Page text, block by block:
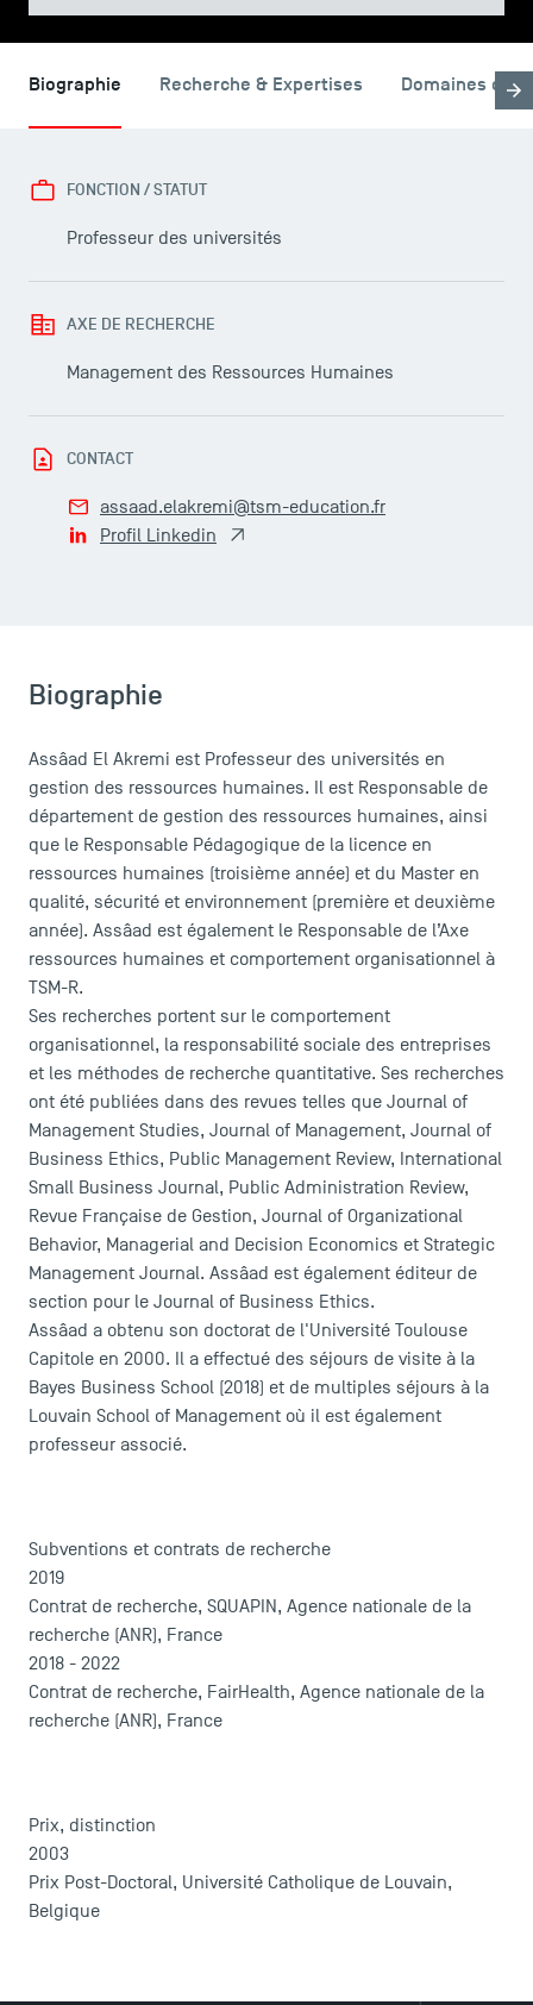
LES INDISPENSABLES
Campus tour
Accréditations
ACCÈS DIRECTS
Actualités
Agenda
Recrutement
Brochures
Contact
Plans et accès à TSM
Biographie Recherche & Expertises Domaines
FONCTION / STATUT
Professeur des universités
AXE DE RECHERCHE
Management des Ressources Humaines
CONTACT
assaad.elakremi@tsm-education.fr
Profil Linkedin
Biographie
Assâad El Akremi est Professeur des universités en
gestion des ressources humaines. Il est Responsable de
département de gestion des ressources humaines, ainsi
que le Responsable Pédagogique de la licence en
ressources humaines (troisième année) et du Master en
qualité, sécurité et environnement (première et deuxième
année). Assâad est également le Responsable de l’Axe
ressources humaines et comportement organisationnel à
TSM-R.
Ses recherches portent sur le comportement
organisationnel, la responsabilité sociale des entreprises
et les méthodes de recherche quantitative. Ses recherches
ont été publiées dans des revues telles que Journal of
Management Studies, Journal of Management, Journal of
Business Ethics, Public Management Review, International
Small Business Journal, Public Administration Review,
Revue Française de Gestion, Journal of Organizational
Behavior, Managerial and Decision Economics et Strategic
Management Journal. Assâad est également éditeur de
section pour le Journal of Business Ethics.
Assâad a obtenu son doctorat de l'Université Toulouse
Capitole en 2000. Il a effectué des séjours de visite à la
Bayes Business School (2018) et de multiples séjours à la
Louvain School of Management où il est également
professeur associé.
Subventions et contrats de recherche
2019
Contrat de recherche, SQUAPIN, Agence nationale de la
recherche (ANR), France
2018 - 2022
Contrat de recherche, FairHealth, Agence nationale de la
recherche (ANR), France
Prix, distinction
2003
Prix Post-Doctoral, Université Catholique de Louvain,
Belgique